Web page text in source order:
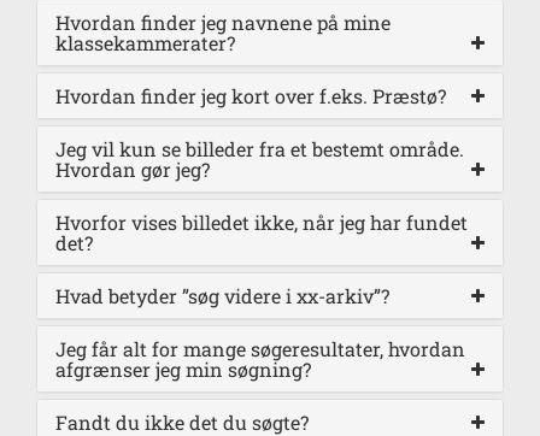
Hvordan finder jeg navnene på mine
klassekammerater?
Hvordan finder jeg kort over f.eks. Præstø?
Jeg vil kun se billeder fra et bestemt område.
Hvordan gør jeg?
Hvorfor vises billedet ikke, når jeg har fundet
det?
Hvad betyder ”søg videre i xx-arkiv”?
Jeg får alt for mange søgeresultater, hvordan
afgrænser jeg min søgning?
Fandt du ikke det du søgte?